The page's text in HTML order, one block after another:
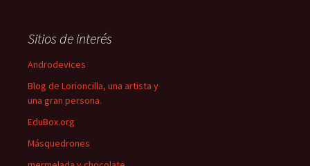
Sitios de interés
Androdevices
Blog de Lorioncilla, una artista y
una gran persona.
EduBox.org
Másquedrones